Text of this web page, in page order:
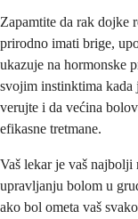
Zapamtite da rak dojke
prirodno imati brige,
ukazuje na hormonske
svojim instinktima kada
verujte i da većina
efikasne tretmane.
Vaš lekar je vaš najbolji
upravljanju bolom u
ako bol ometa vaš